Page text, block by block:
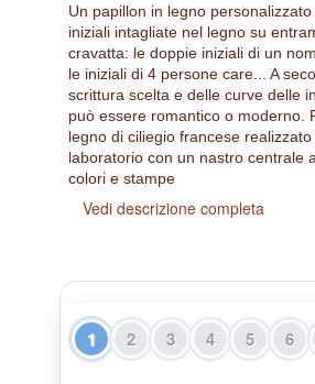
Un papillon in legno
iniziali intagliate nel legno su
cravatta: le doppie iniziali di un
le iniziali di 4 persone care... A
scrittura scelta e delle curve delle
può essere romantico o moderno.
legno di ciliegio francese
laboratorio con un nastro centrale
colori e stampe
Vedi descrizione completa
1 2 3 4 5 6